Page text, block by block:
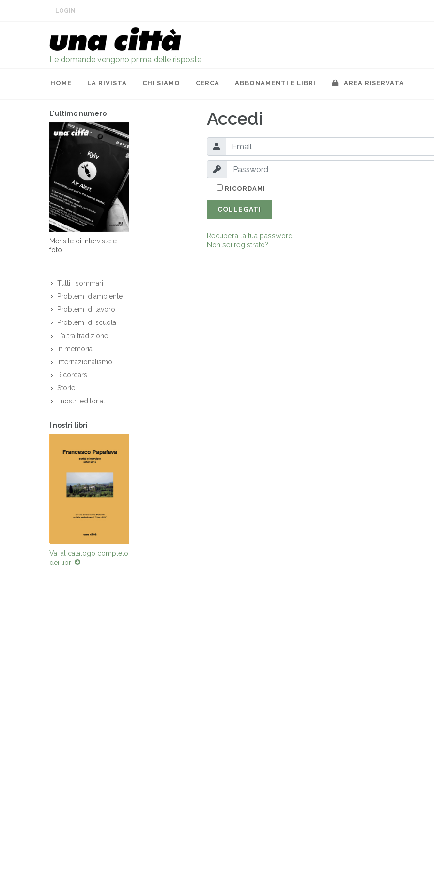
LOGIN
Le domande vengono prima delle risposte
HOME LA RIVISTA CHI SIAMO CERCA ABBONAMENTI E LIBRI AREA RISERVATA
L'ultimo numero
Mensile di interviste e
foto
Tutti i sommari
Problemi d'ambiente
Problemi di lavoro
Problemi di scuola
L'altra tradizione
In memoria
Internazionalismo
Ricordarsi
Storie
I nostri editoriali
I nostri libri
Vai al catalogo completo
dei libri
Accedi
RICORDAMI
COLLEGATI
Recupera la tua password
Non sei registrato?